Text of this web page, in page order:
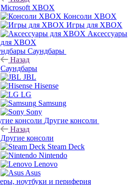
Microsoft XBOX
Консоли XBOX
Игры для XBOX
Аксессуары
для XBOX
Саундбары
Назад
Саундбары
JBL
Hisense
LG
Samsung
Sony
Другие консоли
Назад
Другие консоли
Steam Deck
Nintendo
Lenovo
Asus